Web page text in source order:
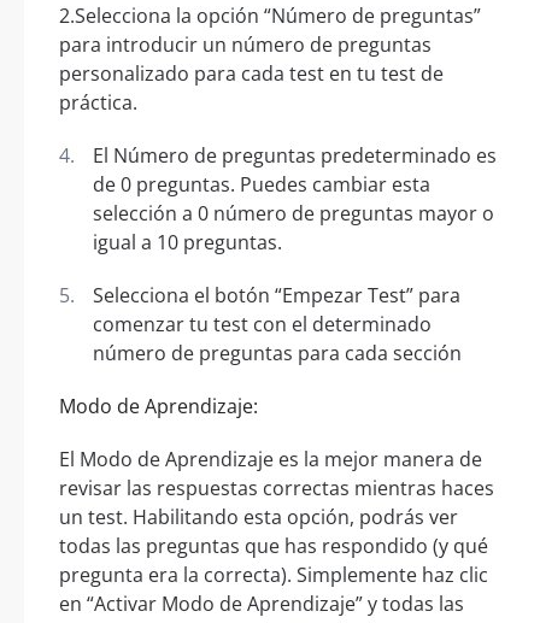
2.Selecciona la opción “Número de preguntas”
para introducir un número de preguntas
personalizado para cada test en tu test de
práctica.
El Número de preguntas predeterminado es
de 0 preguntas. Puedes cambiar esta
selección a 0 número de preguntas mayor o
igual a 10 preguntas.
Selecciona el botón “Empezar Test” para
comenzar tu test con el determinado
número de preguntas para cada sección
Modo de Aprendizaje:
El Modo de Aprendizaje es la mejor manera de
revisar las respuestas correctas mientras haces
un test. Habilitando esta opción, podrás ver
todas las preguntas que has respondido (y qué
pregunta era la correcta). Simplemente haz clic
en “Activar Modo de Aprendizaje” y todas las